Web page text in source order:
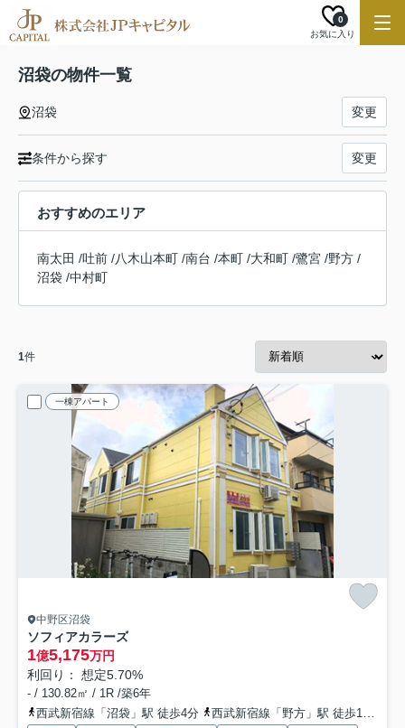
お気に入り
0
沼袋の物件一覧
沼袋 変更
条件から探す 変更
おすすめのエリア
南太田 /吐前 /八木山本町 /南台 /本町 /大和町 /鷺宮 /野方 /
沼袋 /中村町
1件
一棟アパート
中野区沼袋
ソフィアカラーズ
1億5,175万円
利回り： 想定5.70%
- / 130.82㎡ / 1R /築6年
西武新宿線「沼袋」駅 徒歩4分
西武新宿線「野方」駅 徒歩13分